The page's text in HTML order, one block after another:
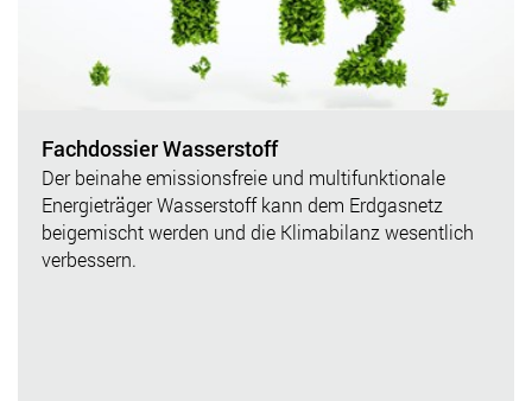
Fachdossier Wasserstoff
Der beinahe emissionsfreie und multifunktionale
Energieträger Wasserstoff kann dem Erdgasnetz
beigemischt werden und die Klimabilanz wesentlich
verbessern.